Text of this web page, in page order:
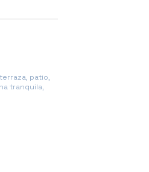
patio,
tranquila,